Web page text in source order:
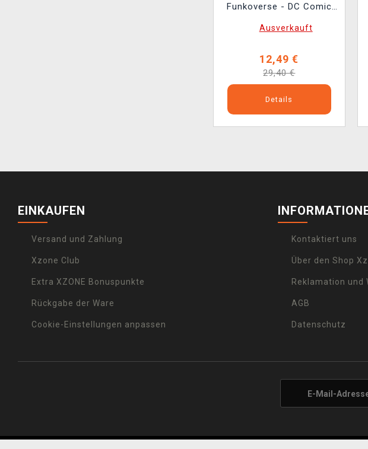
Funkoverse - DC Comic
Ausverkauft
12,49 €
29,40 €
Details
EINKAUFEN
Versand und Zahlung
Xzone Club
Extra XZONE Bonuspunkte
Rückgabe der Ware
Cookie-Einstellungen anpassen
Kontaktiert uns
Über den Shop
Reklamation und
AGB
Datenschutz